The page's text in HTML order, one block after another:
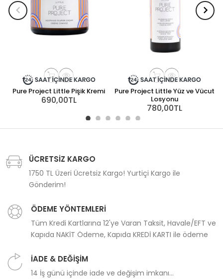
Pure Project Little Pişik Kremi
690,00TL
Pure Project Little Yüz ve Vücut
Losyonu
780,00TL
ÜCRETSİZ KARGO
1750 TL Üzeri Ücretsiz Kargo! Yurtiçi Kargo ile
Gönderim!
ÖDEME YÖNTEMLERİ
Tüm Kredi Kartlarına 12'ye Varan Taksit, Havale/EFT ve
Kapıda NAKİT Ödeme, Kapıda KREDİ KARTI ile ödeme
İADE & DEĞİŞİM
14 İş günü içinde iade ve değişim imkanı...